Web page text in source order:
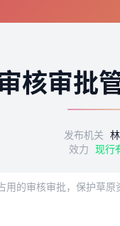
核审批
发布机关
效力 现行
审批，保护草原资源和生